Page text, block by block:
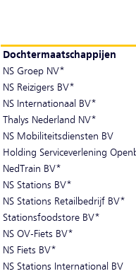
Dochtermaatschappijen
NS Groep NV*
NS Reizigers BV*
NS Internationaal BV*
Thalys Nederland NV*
NS Mobiliteitsdiensten BV
Holding Serviceverlening
NedTrain BV*
NS Stations BV*
NS Stations Retailbedrijf BV*
Stationsfoodstore BV*
NS OV-Fiets BV*
NS Fiets BV*
NS Stations International BV